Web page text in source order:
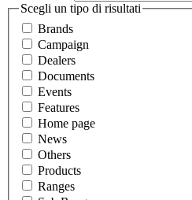
Scegli un tipo di risultati
Brands
Campaign
Dealers
Documents
Events
Features
Home page
News
Others
Products
Ranges